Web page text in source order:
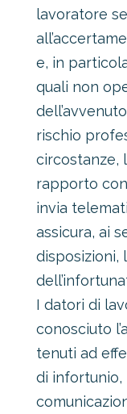
lavoratore
e, in
quali non
rischio
circostanze,
rapporto
invia
assicura, ai
disposizioni,
I datori di
conosciuto
tenuti ad
di infortunio,